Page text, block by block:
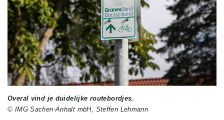
Overal vind je duidelijke routebordjes.
© IMG Sachen-Anhalt mbH, Steffen Lehmann